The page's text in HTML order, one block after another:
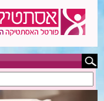
אסתטיק נט
בוטוקס